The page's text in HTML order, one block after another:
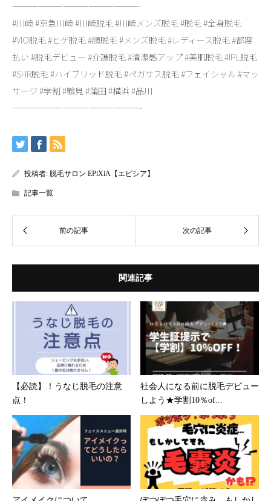
———————————————-
#川崎 #京急川崎 #川崎脱毛 #川崎メンズ脱毛 #脱毛 #全身脱毛
#VIO脱毛 #ヒゲ脱毛 #顔脱毛 #メンズ脱毛 #レディース脱毛 #都度
払い #脱毛デビュー #介護脱毛 #清潔感アップ #美肌脱毛 #IPL脱毛
#SHR脱毛 #ハイブリッド脱毛 #ペガサス脱毛 #フェイシャル #マッ
サージ #学割 #鶴見 #蒲田 #横浜 #品川
———————————————-
投稿者: 脱毛サロン EPiXiA【エピシア】
記事一覧
関連記事
【必読】！うなじ脱毛の注意
点！
社会人になる前に脱毛デビュー
しよう★学割10％of...